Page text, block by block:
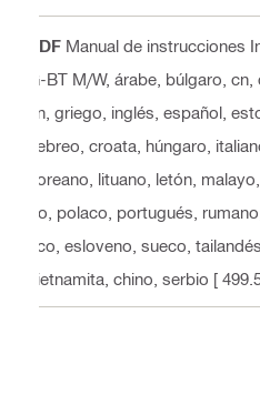
PDF Manual de instrucciones
G-BT M/W, árabe, búlgaro, cn,
án, griego, inglés, español,
hebreo, croata, húngaro,
coreano, lituano, letón,
go, polaco, portugués,
aco, esloveno, sueco,
vietnamita, chino, serbio [